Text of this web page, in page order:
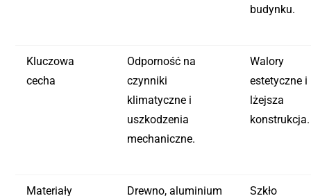
budynku.
Kluczowa
cecha
Odporność na
czynniki
klimatyczne i
uszkodzenia
mechaniczne.
Walory
estetyczne i
lżejsza
konstrukcja.
Materiały
Drewno, aluminium
Szkło